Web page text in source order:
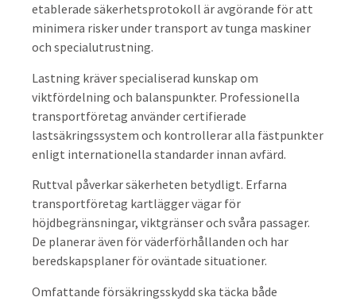
etablerade säkerhetsprotokoll är avgörande för att
minimera risker under transport av tunga maskiner
och specialutrustning.
Lastning kräver specialiserad kunskap om
viktfördelning och balanspunkter. Professionella
transportföretag använder certifierade
lastsäkringssystem och kontrollerar alla fästpunkter
enligt internationella standarder innan avfärd.
Ruttval påverkar säkerheten betydligt. Erfarna
transportföretag kartlägger vägar för
höjdbegränsningar, viktgränser och svåra passager.
De planerar även för väderförhållanden och har
beredskapsplaner för oväntade situationer.
Omfattande försäkringsskydd ska täcka både